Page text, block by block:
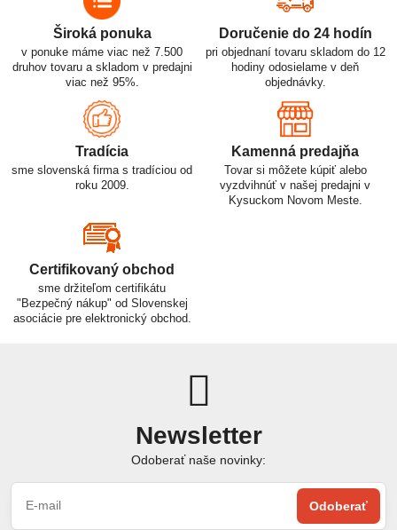
Široká ponuka
v ponuke máme viac než 7.500
druhov tovaru a skladom v predajni
viac než 95%.
Doručenie do 24 hodín
pri objednaní tovaru skladom do 12
hodiny odosielame v deň
objednávky.
Tradícia
sme slovenská firma s tradíciou od
roku 2009.
Kamenná predajňa
Tovar si môžete kúpiť alebo
vyzdvihnúť v našej predajni v
Kysuckom Novom Meste.
Certifikovaný obchod
sme držiteľom certifikátu
"Bezpečný nákup" od Slovenskej
asociácie pre elektronický obchod.
Newsletter
Odoberať naše novinky:
Odoberať